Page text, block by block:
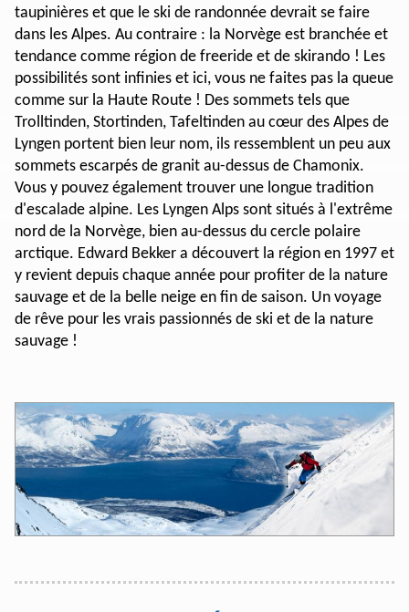
taupinières et que le ski de randonnée devrait se faire
dans les Alpes. Au contraire : la Norvège est branchée et
tendance comme région de freeride et de skirando ! Les
possibilités sont infinies et ici, vous ne faites pas la queue
comme sur la Haute Route ! Des sommets tels que
Trolltinden, Stortinden, Tafeltinden au cœur des Alpes de
Lyngen portent bien leur nom, ils ressemblent un peu aux
sommets escarpés de granit au-dessus de Chamonix.
Vous y pouvez également trouver une longue tradition
d'escalade alpine. Les Lyngen Alps sont situés à l'extrême
nord de la Norvège, bien au-dessus du cercle polaire
arctique. Edward Bekker a découvert la région en 1997 et
y revient depuis chaque année pour profiter de la nature
sauvage et de la belle neige en fin de saison. Un voyage
de rêve pour les vrais passionnés de ski et de la nature
sauvage !